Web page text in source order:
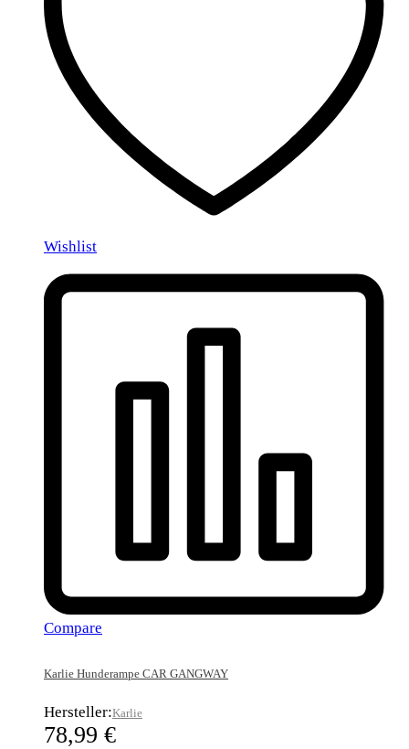
Wishlist
Compare
Karlie Hunderampe CAR GANGWAY
Hersteller:Karlie
78,99 €